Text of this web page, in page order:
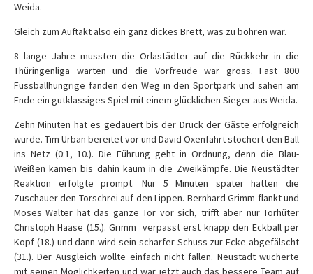
Weida.
Gleich zum Auftakt also ein ganz dickes Brett, was zu bohren war.
8 lange Jahre mussten die Orlastädter auf die Rückkehr in die
Thüringenliga warten und die Vorfreude war gross. Fast 800
Fussballhungrige fanden den Weg in den Sportpark und sahen am
Ende ein gutklassiges Spiel mit einem glücklichen Sieger aus Weida.
Zehn Minuten hat es gedauert bis der Druck der Gäste erfolgreich
wurde. Tim Urban bereitet vor und David Oxenfahrt stochert den Ball
ins Netz (0:1, 10.). Die Führung geht in Ordnung, denn die Blau-
Weißen kamen bis dahin kaum in die Zweikämpfe. Die Neustädter
Reaktion erfolgte prompt. Nur 5 Minuten später hatten die
Zuschauer den Torschrei auf den Lippen. Bernhard Grimm flankt und
Moses Walter hat das ganze Tor vor sich, trifft aber nur Torhüter
Christoph Haase (15.). Grimm verpasst erst knapp den Eckball per
Kopf (18.) und dann wird sein scharfer Schuss zur Ecke abgefälscht
(31.). Der Ausgleich wollte einfach nicht fallen. Neustadt wucherte
mit seinen Möglichkeiten und war jetzt auch das bessere Team auf